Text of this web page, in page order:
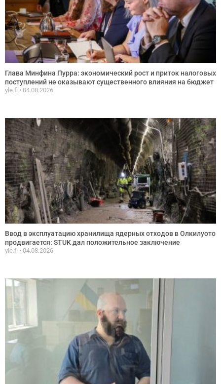
Глава Минфина Пурра: экономический рост и приток налоговых
поступлений не оказывают существенного влияния на бюджет
yle.fi 04.08.2026
Ввод в эксплуатацию хранилища ядерных отходов в Олкилуото
продвигается: STUK дал положительное заключение
yle.fi 04.08.2026